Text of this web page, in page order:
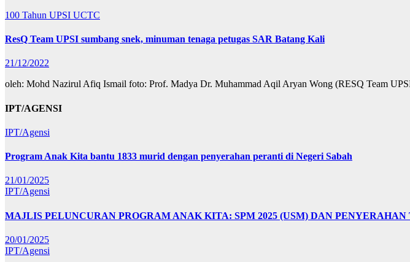
100 Tahun UPSI UCTC
ResQ Team UPSI sumbang snek, minuman tenaga petugas SAR Batang Kali
21/12/2022
oleh: Mohd Nazirul Afiq Ismail foto: Prof. Madya Dr. Muhammad Aqil Aryan Wong (RESQ Team
IPT/AGENSI
IPT/Agensi
Program Anak Kita bantu 1833 murid dengan penyerahan peranti di Negeri Sabah
21/01/2025
IPT/Agensi
MAJLIS PELUNCURAN PROGRAM ANAK KITA: SPM 2025 (USM) DAN
20/01/2025
IPT/Agensi